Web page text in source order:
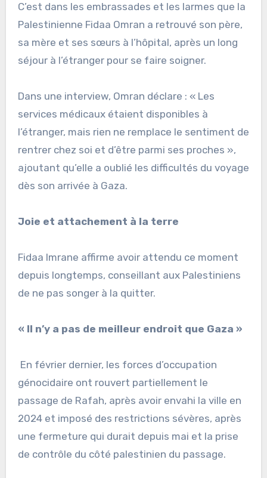
C’est dans les embrassades et les larmes que la
Palestinienne Fidaa Omran a retrouvé son père,
sa mère et ses sœurs à l’hôpital, après un long
séjour à l’étranger pour se faire soigner.
Dans une interview, Omran déclare : « Les
services médicaux étaient disponibles à
l’étranger, mais rien ne remplace le sentiment de
rentrer chez soi et d’être parmi ses proches »,
ajoutant qu’elle a oublié les difficultés du voyage
dès son arrivée à Gaza.
Joie et attachement à la terre
Fidaa Imrane affirme avoir attendu ce moment
depuis longtemps, conseillant aux Palestiniens
de ne pas songer à la quitter.
« Il n’y a pas de meilleur endroit que Gaza »
En février dernier, les forces d’occupation
génocidaire ont rouvert partiellement le
passage de Rafah, après avoir envahi la ville en
2024 et imposé des restrictions sévères, après
une fermeture qui durait depuis mai et la prise
de contrôle du côté palestinien du passage.